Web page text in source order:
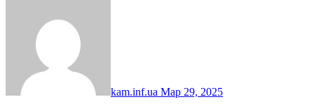
kam.inf.ua Мар 29, 2025